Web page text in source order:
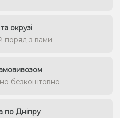
окрузі
поряд з вами
безкоштовно
по Дніпру